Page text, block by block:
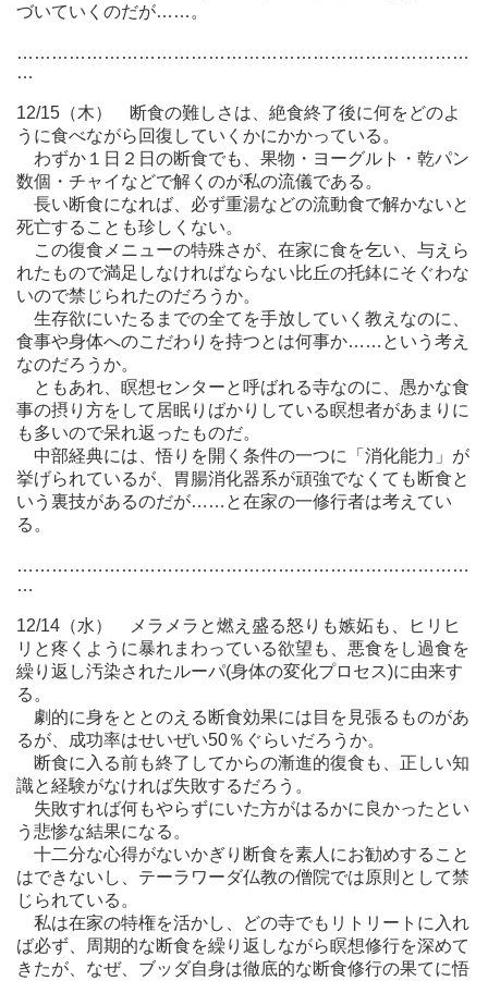
づいていくのだが……。
……………………………………………………………………
…
12/15（木） 断食の難しさは、絶食終了後に何をどのよ
うに食べながら回復していくかにかかっている。
わずか１日２日の断食でも、果物・ヨーグルト・乾パン
数個・チャイなどで解くのが私の流儀である。
長い断食になれば、必ず重湯などの流動食で解かないと
死亡することも珍しくない。
この復食メニューの特殊さが、在家に食を乞い、与えら
れたもので満足しなければならない比丘の托鉢にそぐわな
いので禁じられたのだろうか。
生存欲にいたるまでの全てを手放していく教えなのに、
食事や身体へのこだわりを持つとは何事か……という考え
なのだろうか。
ともあれ、瞑想センターと呼ばれる寺なのに、愚かな食
事の摂り方をして居眠りばかりしている瞑想者があまりに
も多いので呆れ返ったものだ。
中部経典には、悟りを開く条件の一つに「消化能力」が
挙げられているが、胃腸消化器系が頑強でなくても断食と
いう裏技があるのだが……と在家の一修行者は考えてい
る。
……………………………………………………………………
…
12/14（水） メラメラと燃え盛る怒りも嫉妬も、ヒリヒ
リと疼くように暴れまわっている欲望も、悪食をし過食を
繰り返し汚染されたルーパ(身体の変化プロセス)に由来す
る。
劇的に身をととのえる断食効果には目を見張るものがあ
るが、成功率はせいぜい50％ぐらいだろうか。
断食に入る前も終了してからの漸進的復食も、正しい知
識と経験がなければ失敗するだろう。
失敗すれば何もやらずにいた方がはるかに良かったとい
う悲惨な結果になる。
十二分な心得がないかぎり断食を素人にお勧めすること
はできないし、テーラワーダ仏教の僧院では原則として禁
じられている。
私は在家の特権を活かし、どの寺でもリトリートに入れ
ば必ず、周期的な断食を繰り返しながら瞑想修行を深めて
きたが、なぜ、ブッダ自身は徹底的な断食修行の果てに悟